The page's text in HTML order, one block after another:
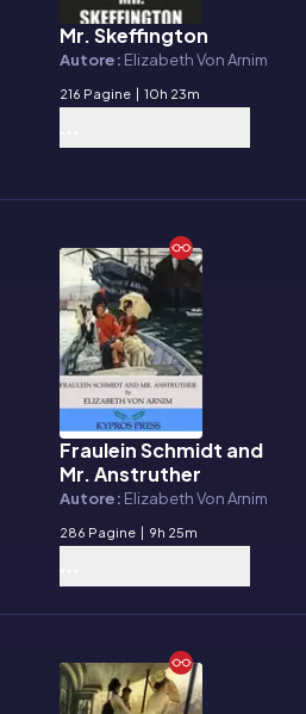
E-book
Mr. Skeffington
Autore: Elizabeth Von Arnim
216 Pagine | 10h 23m
E-book
Fraulein Schmidt and
Mr. Anstruther
Autore: Elizabeth Von Arnim
286 Pagine | 9h 25m